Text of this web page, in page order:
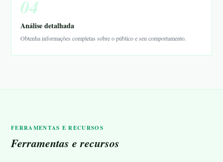
04
Análise detalhada
Obtenha informações completas sobre o público e seu comportamento.
FERRAMENTAS E RECURSOS
Ferramentas e recursos